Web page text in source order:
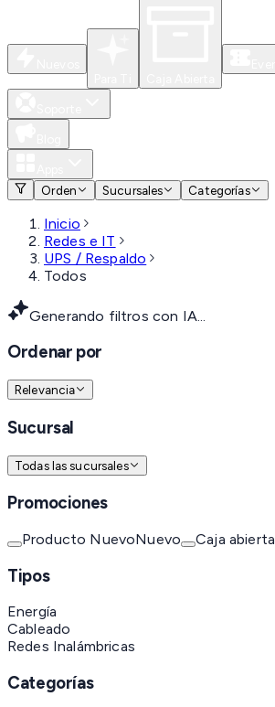
Orden
Sucursales Categorías
Inicio
Redes e IT
UPS / Respaldo
Todos
Generando filtros con IA...
Ordenar por
Relevancia
Sucursal
Todas las sucursales
Promociones
Producto NuevoNuevo Caja abierta
Tipos
Energía
Cableado
Redes Inalámbricas
Categorías